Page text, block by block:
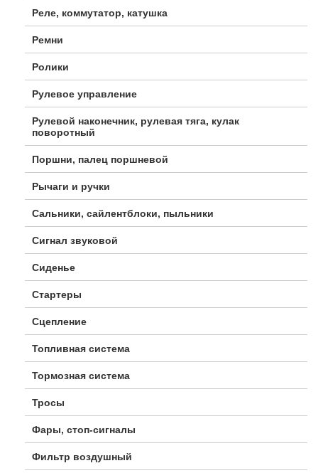
Реле, коммутатор, катушка
Ремни
Ролики
Рулевое управление
Рулевой наконечник, рулевая тяга, кулак
поворотный
Поршни, палец поршневой
Рычаги и ручки
Сальники, сайлентблоки, пыльники
Сигнал звуковой
Сиденье
Стартеры
Сцепление
Топливная система
Тормозная система
Тросы
Фары, стоп-сигналы
Фильтр воздушный